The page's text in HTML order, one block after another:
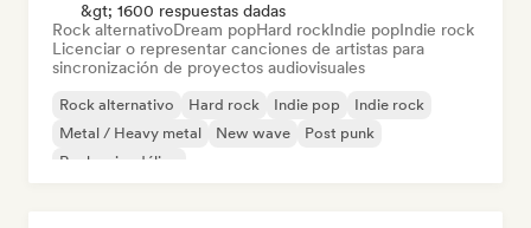
&gt; 1600 respuestas dadas
Rock alternativoDream popHard rockIndie popIndie rock
Licenciar o representar canciones de artistas para
sincronización de proyectos audiovisuales
Rock alternativo Hard rock Indie pop
Indie rock
Metal / Heavy metal
New wave
Post punk
Rock psicodélico